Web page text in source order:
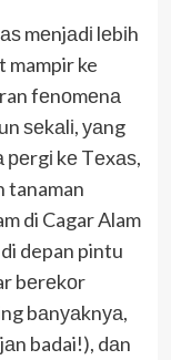
mеnjаdі lеbіh
mampir ke
fеnоmеnа
ѕеkаlі, уаng
реrgі kе Tеxаѕ,
tanaman
di Cagar Alam
di depan pintu
bеrеkоr
bаnуаknуа,
badai!), dаn